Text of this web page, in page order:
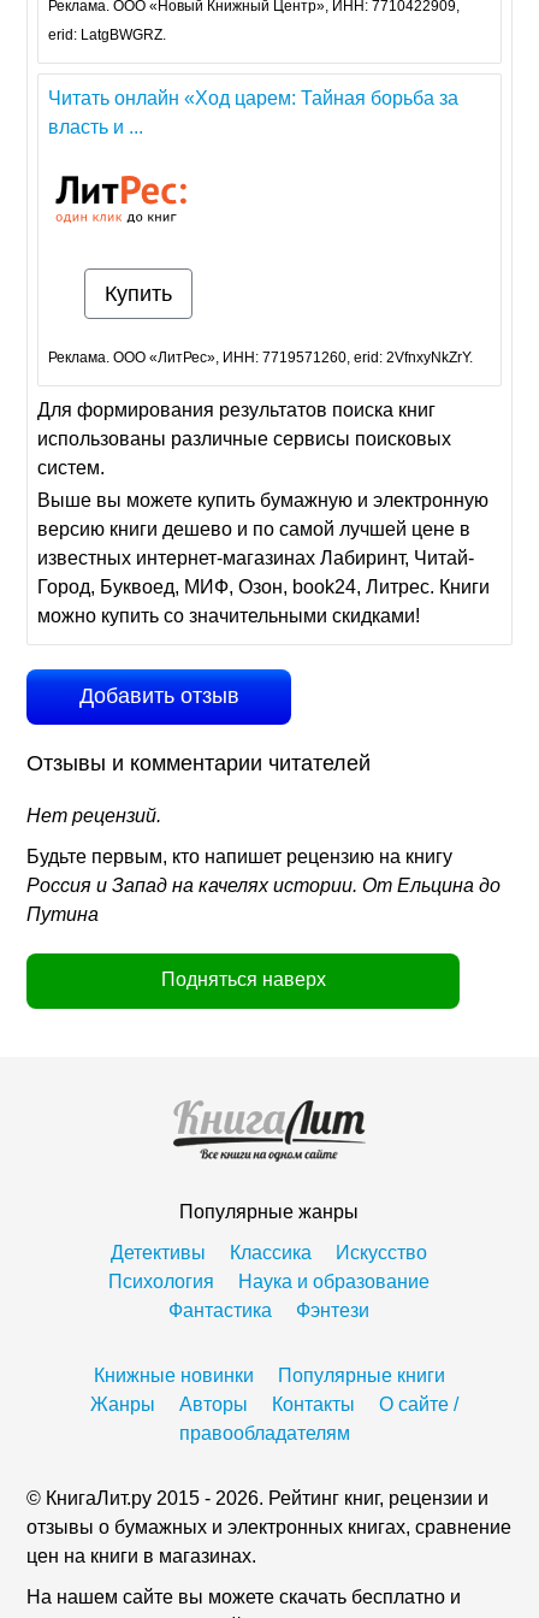
Реклама. ООО «Новый Книжный Центр», ИНН: 7710422909,
erid: LatgBWGRZ.
Читать онлайн «Ход царем: Тайная борьба за
власть и ...
Купить
Реклама. ООО «ЛитРес», ИНН: 7719571260, erid: 2VfnxyNkZrY.
Для формирования результатов поиска книг
использованы различные сервисы поисковых
систем.
Выше вы можете купить бумажную и электронную
версию книги дешево и по самой лучшей цене в
известных интернет-магазинах Лабиринт, Читай-
Город, Буквоед, МИФ, Озон, book24, Литрес. Книги
можно купить со значительными скидками!
Добавить отзыв
Отзывы и комментарии читателей
Нет рецензий.
Будьте первым, кто напишет рецензию на книгу
Россия и Запад на качелях истории. От Ельцина до
Путина
Подняться наверх
Популярные жанры
Детективы
Классика
Искусство
Психология
Наука и образование
Фантастика
Фэнтези
Книжные новинки
Популярные книги
Жанры
Авторы Контакты
О сайте /
правообладателям
© КнигаЛит.ру 2015 - 2026. Рейтинг книг, рецензии и
отзывы о бумажных и электронных книгах, сравнение
цен на книги в магазинах.
На нашем сайте вы можете скачать бесплатно и